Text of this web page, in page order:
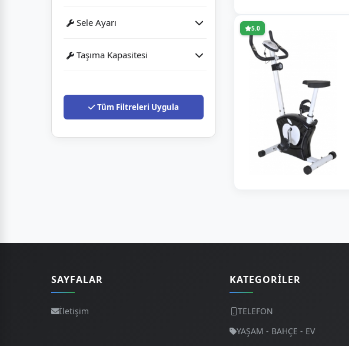
Sele Ayarı
Taşıma Kapasitesi
Tüm Filtreleri Uygula
5.0
SAYFALAR
İletişim
KATEGORILER
TELEFON
YAŞAM - BAHÇE - EV